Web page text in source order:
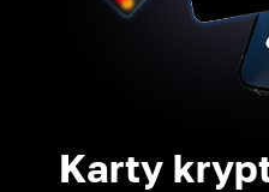
Karty